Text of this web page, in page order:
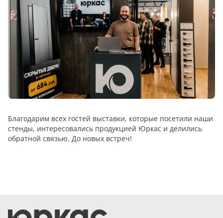
Благодарим всех гостей выставки, которые посетили наши
стенды, интересовались продукцией Юркас и делились
обратной связью. До новых встреч!